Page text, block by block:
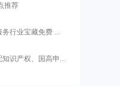
推荐
行业宝藏免费 ...
识产权、国高申...